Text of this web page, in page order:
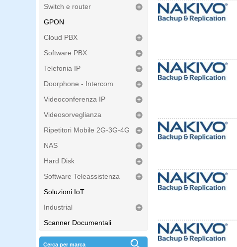
Switch e router
GPON
Cloud PBX
Software PBX
Telefonia IP
Doorphone - Intercom
Videoconferenza IP
Videosorveglianza
Ripetitori Mobile 2G-3G-4G
NAS
Hard Disk
Software Teleassistenza
Soluzioni IoT
Industrial
Scanner Documentali
Cerca per marca